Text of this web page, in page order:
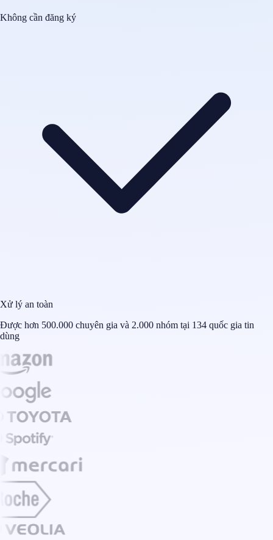
Không cần đăng ký
Xử lý an toàn
Được hơn 500.000 chuyên gia và 2.000 nhóm tại 134 quốc gia tin
dùng